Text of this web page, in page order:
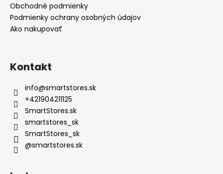
Obchodné podmienky
Podmienky ochrany osobných údajov
Ako nakupovať
Kontakt
info@smartstores.sk
+421904211125
SmartStores.sk
smartstores_sk
SmartStores_sk
@smartstores.sk